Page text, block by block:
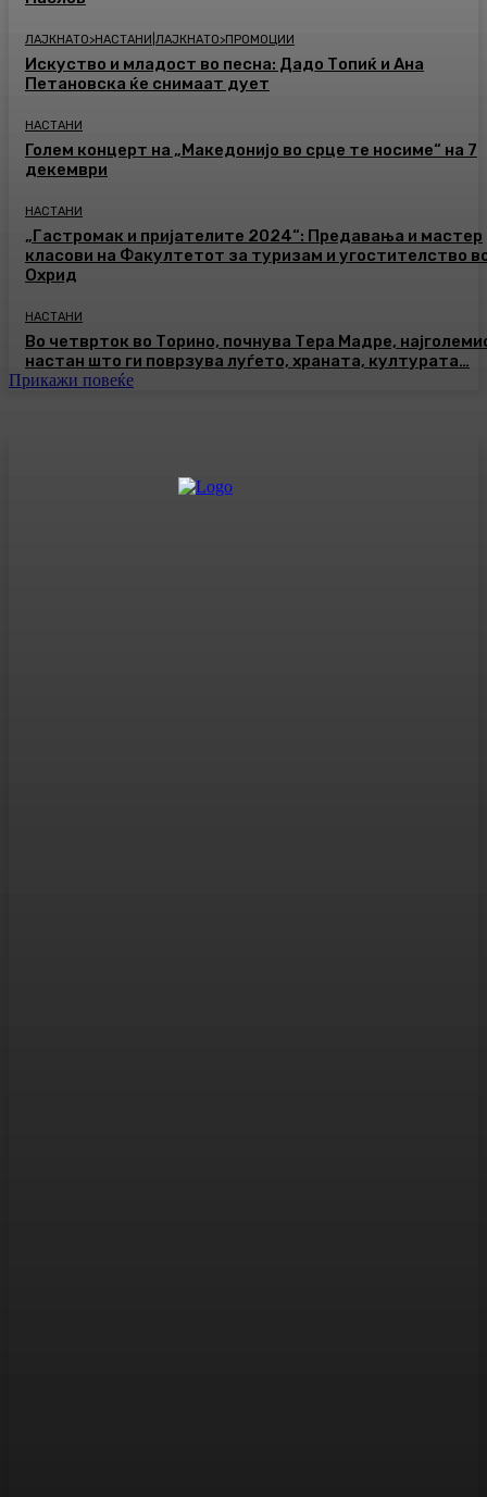
ЛАЈКНАТО>НАСТАНИ|ЛАЈКНАТО>ПРОМОЦИИ
Искуство и младост во песна: Дадо Топиќ и Ана
Петановска ќе снимаат дует
НАСТАНИ
Голем концерт на „Македонијо во срце те носиме“ на 7
декември
НАСТАНИ
„Гастромак и пријателите 2024“: Предавања и мастер
класови на Факултетот за туризам и угостителство
Охрид
НАСТАНИ
Во четврток во Торино, почнува Тера Мадре,
настан што ги поврзува луѓето, храната, културата…
Прикажи повеќе